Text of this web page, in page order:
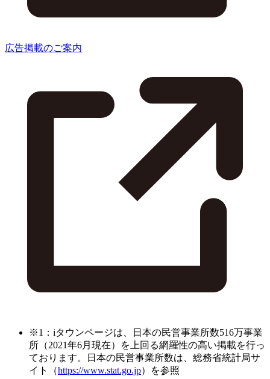
広告掲載のご案内
※1：iタウンページは、日本の民営事業所数516万事業
所（2021年6月現在）を上回る網羅性の高い掲載を行っ
ております。日本の民営事業所数は、総務省統計局サ
イト（https://www.stat.go.jp）を参照